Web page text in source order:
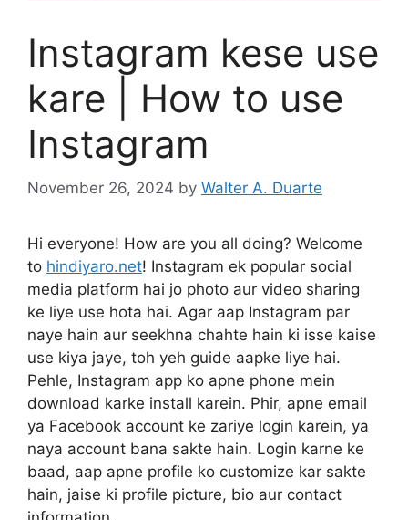
Instagram kese use
kare | How to use
Instagram
November 26, 2024 by Walter A. Duarte
Hi everyone! How are you all doing? Welcome
to hindiyaro.net! Instagram ek popular social
media platform hai jo photo aur video sharing
ke liye use hota hai. Agar aap Instagram par
naye hain aur seekhna chahte hain ki isse kaise
use kiya jaye, toh yeh guide aapke liye hai.
Pehle, Instagram app ko apne phone mein
download karke install karein. Phir, apne email
ya Facebook account ke zariye login karein, ya
naya account bana sakte hain. Login karne ke
baad, aap apne profile ko customize kar sakte
hain, jaise ki profile picture, bio aur contact